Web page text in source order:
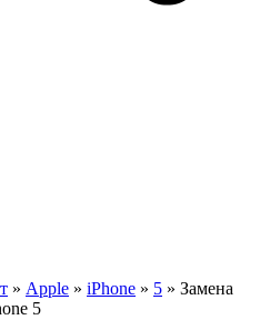
» Apple » iPhone » 5 » Замена
5